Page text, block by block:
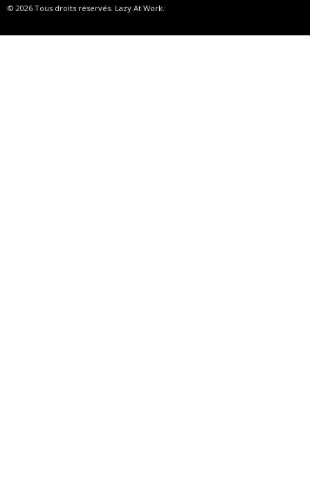
© 2026 Tous droits réservés. Lazy At Work.